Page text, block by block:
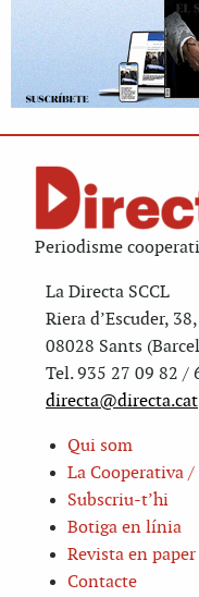
Periodisme
La Directa SCCL
Riera d’Escuder,
08028 Sants
Tel. 935 27 09 82 /
directa@directa.cat
Qui som
La Cooperativa /
Subscriu-t’hi
Botiga en línia
Revista en paper
Contacte